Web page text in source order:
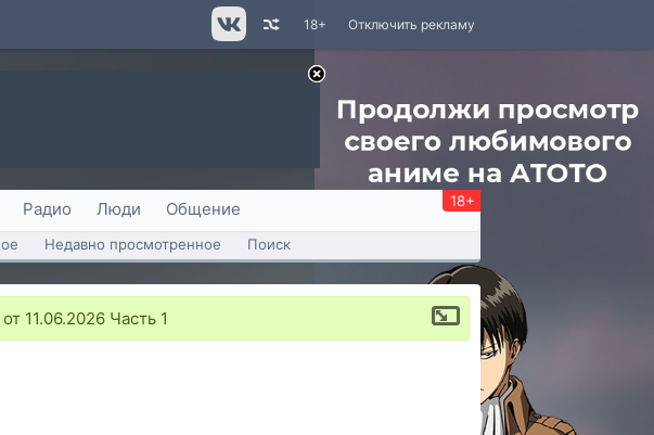
Отключить рекламу
18+
Радио Люди Общение 18+
Недавно просмотренное Поиск
11.06.2026 Часть 1